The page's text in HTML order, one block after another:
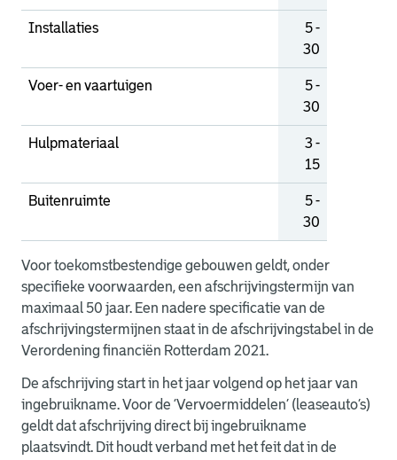
Installaties
5 -
30
Voer- en vaartuigen
5 -
30
Hulpmateriaal
3 -
15
Buitenruimte
5 -
30
Voor toekomstbestendige gebouwen geldt, onder
specifieke voorwaarden, een afschrijvingstermijn van
maximaal 50 jaar. Een nadere specificatie van de
afschrijvingstermijnen staat in de afschrijvingstabel in de
Verordening financiën Rotterdam 2021.
De afschrijving start in het jaar volgend op het jaar van
ingebruikname. Voor de ‘Vervoermiddelen’ (leaseauto’s)
geldt dat afschrijving direct bij ingebruikname
plaatsvindt. Dit houdt verband met het feit dat in de